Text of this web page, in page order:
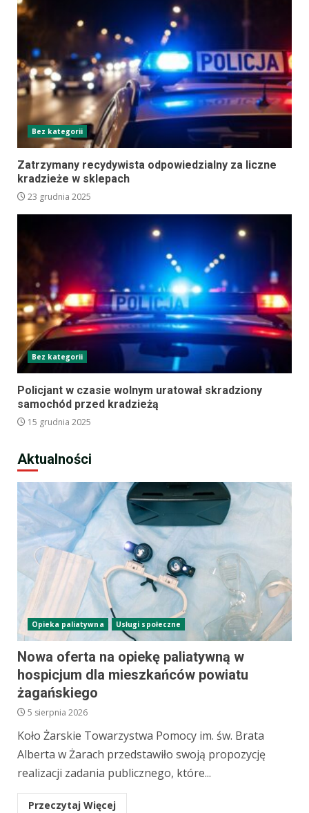
Bez kategorii
Zatrzymany recydywista odpowiedzialny za liczne
kradzieże w sklepach
23 grudnia 2025
Bez kategorii
Policjant w czasie wolnym uratował skradziony
samochód przed kradzieżą
15 grudnia 2025
Aktualności
Opieka paliatywna Usługi społeczne
Nowa oferta na opiekę paliatywną w
hospicjum dla mieszkańców powiatu
żagańskiego
5 sierpnia 2026
Koło Żarskie Towarzystwa Pomocy im. św. Brata
Alberta w Żarach przedstawiło swoją propozycję
realizacji zadania publicznego, które...
Przeczytaj Więcej